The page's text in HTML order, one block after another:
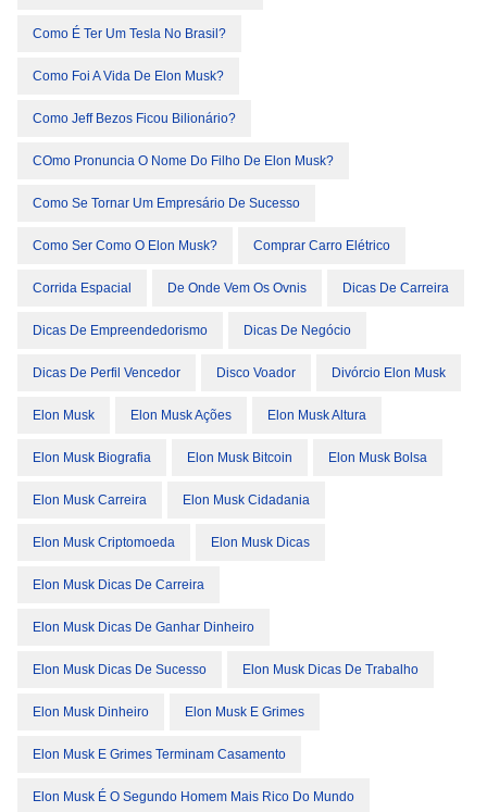
Como É Ter Um Tesla No Brasil?
Como Foi A Vida De Elon Musk?
Como Jeff Bezos Ficou Bilionário?
COmo Pronuncia O Nome Do Filho De Elon Musk?
Como Se Tornar Um Empresário De Sucesso
Como Ser Como O Elon Musk? Comprar Carro Elétrico
Corrida Espacial De Onde Vem Os Ovnis Dicas De Carreira
Dicas De Empreendedorismo Dicas De Negócio
Dicas De Perfil Vencedor Disco Voador Divórcio Elon Musk
Elon Musk Elon Musk Ações Elon Musk Altura
Elon Musk Biografia Elon Musk Bitcoin Elon Musk Bolsa
Elon Musk Carreira Elon Musk Cidadania
Elon Musk Criptomoeda Elon Musk Dicas
Elon Musk Dicas De Carreira
Elon Musk Dicas De Ganhar Dinheiro
Elon Musk Dicas De Sucesso Elon Musk Dicas De Trabalho
Elon Musk Dinheiro Elon Musk E Grimes
Elon Musk E Grimes Terminam Casamento
Elon Musk É O Segundo Homem Mais Rico Do Mundo